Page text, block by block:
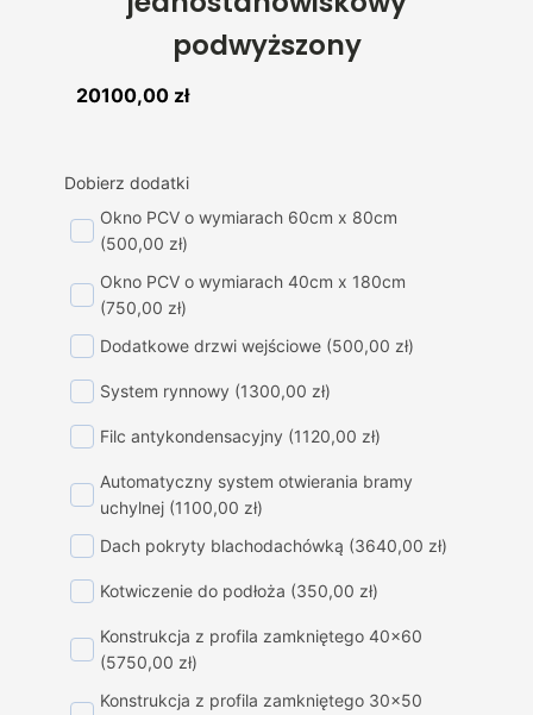
podwyższony
20100,00 zł
Dobierz dodatki
Okno PCV o wymiarach 60cm x 80cm
(500,00 zł)
Okno PCV o wymiarach 40cm x 180cm
(750,00 zł)
Dodatkowe drzwi wejściowe (500,00 zł)
System rynnowy (1300,00 zł)
Filc antykondensacyjny (1120,00 zł)
Automatyczny system otwierania bramy
uchylnej (1100,00 zł)
Dach pokryty blachodachówką (3640,00 zł)
Kotwiczenie do podłoża (350,00 zł)
Konstrukcja z profila zamkniętego 40x60
(5750,00 zł)
Konstrukcja z profila zamkniętego 30x50